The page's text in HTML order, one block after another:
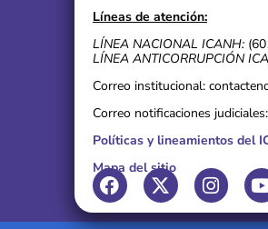
Líneas de atención:
LÍNEA NACIONAL ICANH:
LÍNEA ANTICORRUPCIÓN
Correo institucional:
Correo notificaciones
Políticas y lineamientos del
Mapa del sitio
F
a
c
X
-
t
I
n
s